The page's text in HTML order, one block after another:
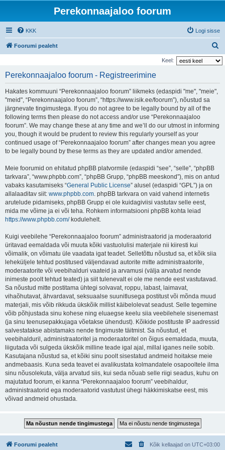
Perekonnaajaloo foorum
KKK Logi sisse
Foorumi pealeht
t
Keel:
Perekonnaajaloo foorum - Registreerimine
Hakates kommuuni “Perekonnaajaloo foorum” liikmeks (edaspidi "me", "meie",
"meid", “Perekonnaajaloo foorum”, “https://www.isik.ee/foorum”), nõustud sa
järgnevate tingimustega. If you do not agree to be legally bound by all of the
following terms then please do not access and/or use “Perekonnaajaloo
foorum”. We may change these at any time and we’ll do our utmost in informing
you, though it would be prudent to review this regularly yourself as your
continued usage of “Perekonnaajaloo foorum” after changes mean you agree
to be legally bound by these terms as they are updated and/or amended.
Meie foorumid on ehitatud phpBB platvormile (edaspidi “see”, “selle”, “phpBB
tarkvara”, “www.phpbb.com”, “phpBB Grupp, “phpBB meeskond”), mis on antud
vabaks kasutamiseks “General Public License” alusel (edaspidi “GPL”) ja on
allalaaditav siit: www.phpbb.com. phpBB tarkvara on vaid vahend internetis
arutelude pidamiseks, phpBB Grupp ei ole kuidagiviisi vastutav selle eest,
mida me võime ja ei või teha. Rohkem informatsiooni phpBB kohta leiad
https://www.phpbb.com/kodulehelt.
Kuigi veebilehe “Perekonnaajaloo foorum” administraatorid ja moderaatorid
üritavad eemaldada või muuta kõiki vastuolulisi materjale nii kiiresti kui
võimalik, on võimatu üle vaadata igat teadet. Selletõttu nõustud sa, et kõik siia
leheküljele tehtud postitused väljendavad autorite mitte administraatorite,
moderaatorite või veebihalduri vaateid ja arvamusi (välja arvatud nende
inimeste poolt tehtud teated) ja siit tulenevalt ei ole me nende eest vastutavad.
Sa nõustud mitte postitama ühtegi solvavat, roppu, labast, laimavat,
vihaõhutavat, ähvardavat, seksuaalse suunitlusega postitust või mõnda muud
materjali, mis võib rikkuda ükskõik millist käibelolevat seadust. Selle tegemine
võib põhjustada sinu kohese ning eluaegse keelu siia veebilehele sisenemast
(ja sinu teenusepakkujaga võetakse ühendust). Kõikide postituste IP aadressid
salvestatakse abistamaks nende tingimuste täitmist. Sa nõustud, et
veebihalduril, administraatoritel ja moderaatoritel on õigus eemaldada, muuta,
liigutada või sulgeda ükskõik milline teade igal ajal, millal iganes neile sobib.
Kasutajana nõustud sa, et kõiki sinu poolt sisestatud andmeid hoitakse meie
andmebaasis. Kuna seda teavet ei avalikustata kolmandatele osapooltele ilma
sinu nõusolekuta, välja arvatud siis, kui seda nõuab selle riigi seadus, kuhu on
majutatud foorum, ei kanna “Perekonnaajaloo foorum” veebihaldur,
administraatorid ega moderaatorid vastutust ühegi häkkimiskatse eest, mis
võivad andmeid ohustada.
Foorumi pealeht Kõik kellaajad on UTC+03:00